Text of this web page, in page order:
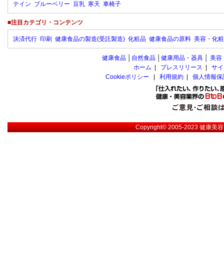
テイン ブルーベリー 豆乳 寒天 車椅子
■注目カテゴリ・コンテンツ
決済代行 印刷 健康食品の製造(受託製造) 化粧品 健康食品の原料 美容・化
健康食品 自然食品 健康用品・器具 美容
ホーム
プレスリリース
サ
Cookieポリシー
利用規約 個人情報
Copyright© 2005-2023健康美